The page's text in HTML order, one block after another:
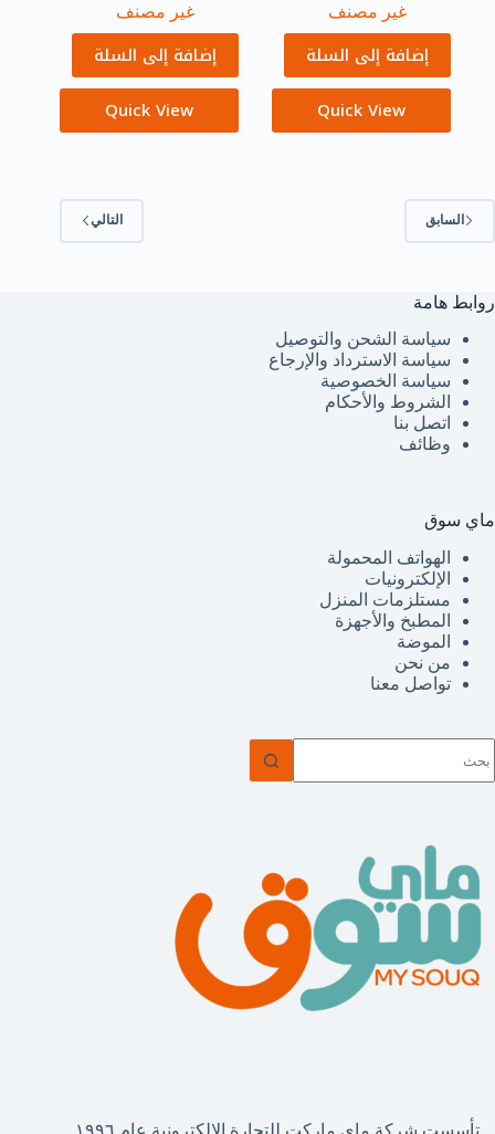
غير مصنف
إضافة إلى السلة
Quick View
غير مصنف
إضافة إلى السلة
Quick View
السابق التالي
روابط هامة
سياسة الشحن والتوصيل
سياسة الاسترداد والإرجاع
سياسة الخصوصية
الشروط والأحكام
اتصل بنا
وظائف
ماي سوق
الهواتف المحمولة
الإلكترونيات
مستلزمات المنزل
المطبخ والأجهزة
الموضة
من نحن
تواصل معنا
توجد